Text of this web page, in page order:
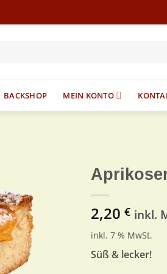
BACKSHOP MEIN KONTO
Zur
Wunschliste
2,20 € inkl.
inkl. 7 % MwSt.
Süß & lecker!